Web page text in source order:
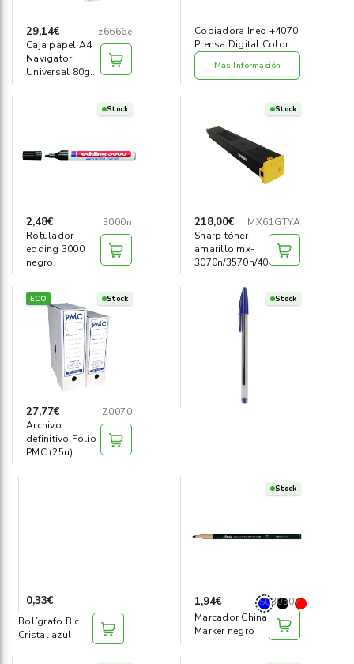
29,14€
z6666e
Caja papel A4
Navigator
Universal 80g
Copiadora Ineo +4070
Prensa Digital Color
Más Información
Stock
2,48€
3000n
Rotulador
edding 3000
negro
Stock
218,00€
MX61GTYA
Sharp tóner
amarillo mx-
3070n/3570n/4070n
ECO Stock
27,77€
Z0070
Archivo
definitivo Folio
PMC (25u)
Stock
0,33€
Bolígrafo Bic
Cristal azul
Stock
1,94€
S030507
Marcador China
Marker negro